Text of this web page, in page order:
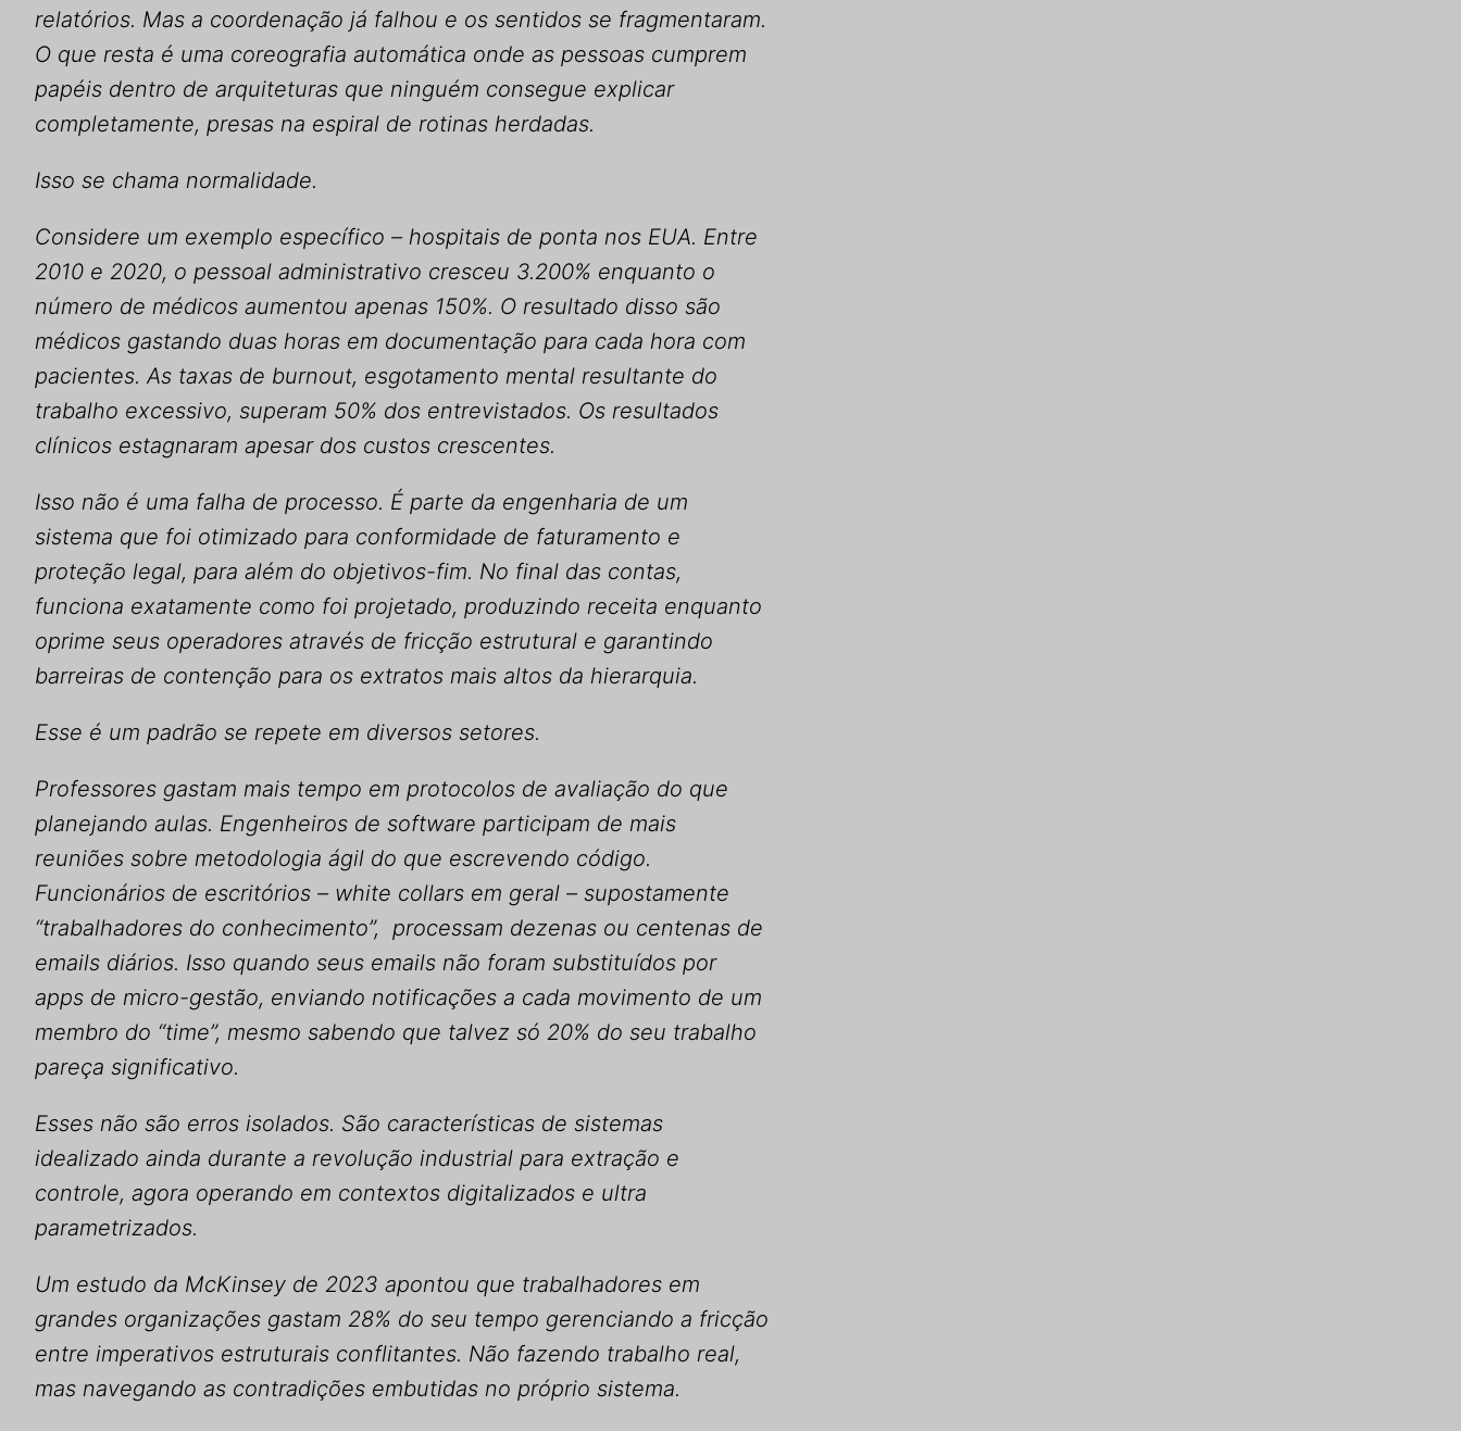
relatórios. Mas a coordenação já falhou e os sentidos se fragmentaram.
O que resta é uma coreografia automática onde as pessoas cumprem
papéis dentro de arquiteturas que ninguém consegue explicar
completamente, presas na espiral de rotinas herdadas.
Isso se chama normalidade.
Considere um exemplo específico – hospitais de ponta nos EUA. Entre
2010 e 2020, o pessoal administrativo cresceu 3.200% enquanto o
número de médicos aumentou apenas 150%. O resultado disso são
médicos gastando duas horas em documentação para cada hora com
pacientes. As taxas de burnout, esgotamento mental resultante do
trabalho excessivo, superam 50% dos entrevistados. Os resultados
clínicos estagnaram apesar dos custos crescentes.
Isso não é uma falha de processo. É parte da engenharia de um
sistema que foi otimizado para conformidade de faturamento e
proteção legal, para além do objetivos-fim. No final das contas,
funciona exatamente como foi projetado, produzindo receita enquanto
oprime seus operadores através de fricção estrutural e garantindo
barreiras de contenção para os extratos mais altos da hierarquia.
Esse é um padrão se repete em diversos setores.
Professores gastam mais tempo em protocolos de avaliação do que
planejando aulas. Engenheiros de software participam de mais
reuniões sobre metodologia ágil do que escrevendo código.
Funcionários de escritórios – white collars em geral – supostamente
“trabalhadores do conhecimento”, processam dezenas ou centenas de
emails diários. Isso quando seus emails não foram substituídos por
apps de micro-gestão, enviando notificações a cada movimento de um
membro do “time”, mesmo sabendo que talvez só 20% do seu trabalho
pareça significativo.
Esses não são erros isolados. São características de sistemas
idealizado ainda durante a revolução industrial para extração e
controle, agora operando em contextos digitalizados e ultra
parametrizados.
Um estudo da McKinsey de 2023 apontou que trabalhadores em
grandes organizações gastam 28% do seu tempo gerenciando a fricção
entre imperativos estruturais conflitantes. Não fazendo trabalho real,
mas navegando as contradições embutidas no próprio sistema.